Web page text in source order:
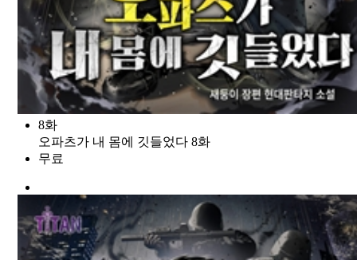
8화
오파츠가 내 몸에 깃들었다 8화
무료